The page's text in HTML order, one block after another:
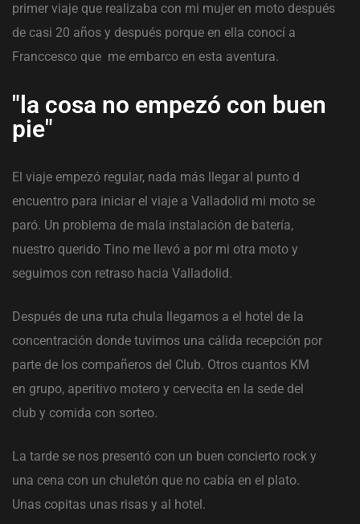
primer viaje que realizaba con mi mujer en moto después
de casi 20 años y después porque en ella conocí a
Franccesco que me embarco en esta aventura.
"la cosa no empezó con buen
pie"
El viaje empezó regular, nada más llegar al punto d
encuentro para iniciar el viaje a Valladolid mi moto se
paró. Un problema de mala instalación de batería,
nuestro querido Tino me llevó a por mi otra moto y
seguimos con retraso hacia Valladolid.
Después de una ruta chula llegamos a el hotel de la
concentración donde tuvimos una cálida recepción por
parte de los compañeros del Club. Otros cuantos KM
en grupo, aperitivo motero y cervecita en la sede del
club y comida con sorteo.
La tarde se nos presentó con un buen concierto rock y
una cena con un chuletón que no cabía en el plato.
Unas copitas unas risas y al hotel.